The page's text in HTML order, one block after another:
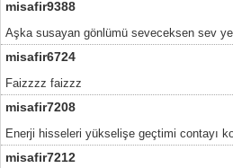
misafir9388
Aşka susayan gönlümü seveceksen sev
misafir6724
Faizzzz faizzz
misafir7208
Enerji hisseleri yükselişe geçtimi contayı
misafir7212